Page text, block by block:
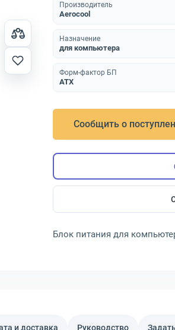
Производитель
Aerocool
Назначение
для компьютера
Форм-фактор БП
ATX
Сообщить о
Блок питания для
и доставка Руководство